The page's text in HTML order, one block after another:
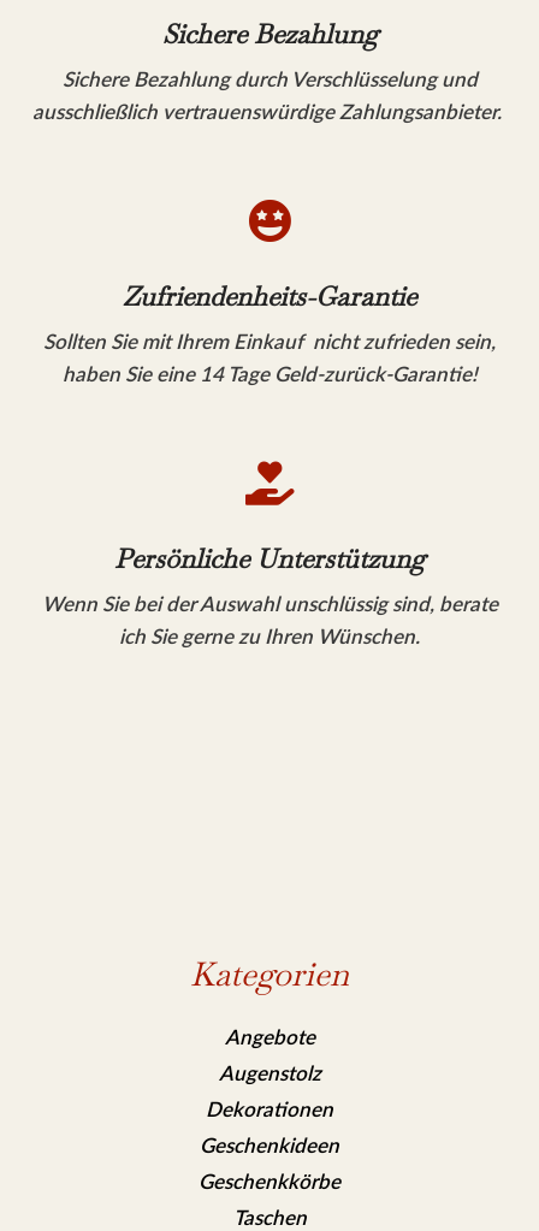
Sichere Bezahlung
Sichere Bezahlung durch Verschlüsselung und
ausschließlich vertrauenswürdige Zahlungsanbieter.

Zufriendenheits-Garantie
Sollten Sie mit Ihrem Einkauf nicht zufrieden sein,
haben Sie eine 14 Tage Geld-zurück-Garantie!

Persönliche Unterstützung
Wenn Sie bei der Auswahl unschlüssig sind, berate
ich Sie gerne zu Ihren Wünschen.
Kategorien
Angebote
Augenstolz
Dekorationen
Geschenkideen
Geschenkkörbe
Taschen